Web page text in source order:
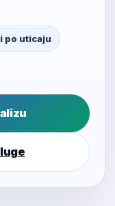
po uticaju